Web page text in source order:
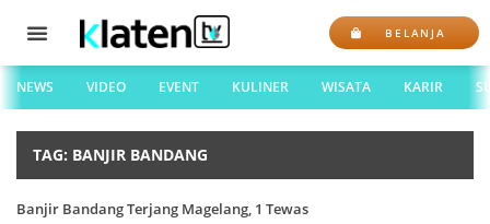
BELANJA
NEWS VIDEO EVENT KULINER WISATA KARIR
TAG: BANJIR BANDANG
Banjir Bandang Terjang Magelang, 1 Tewas